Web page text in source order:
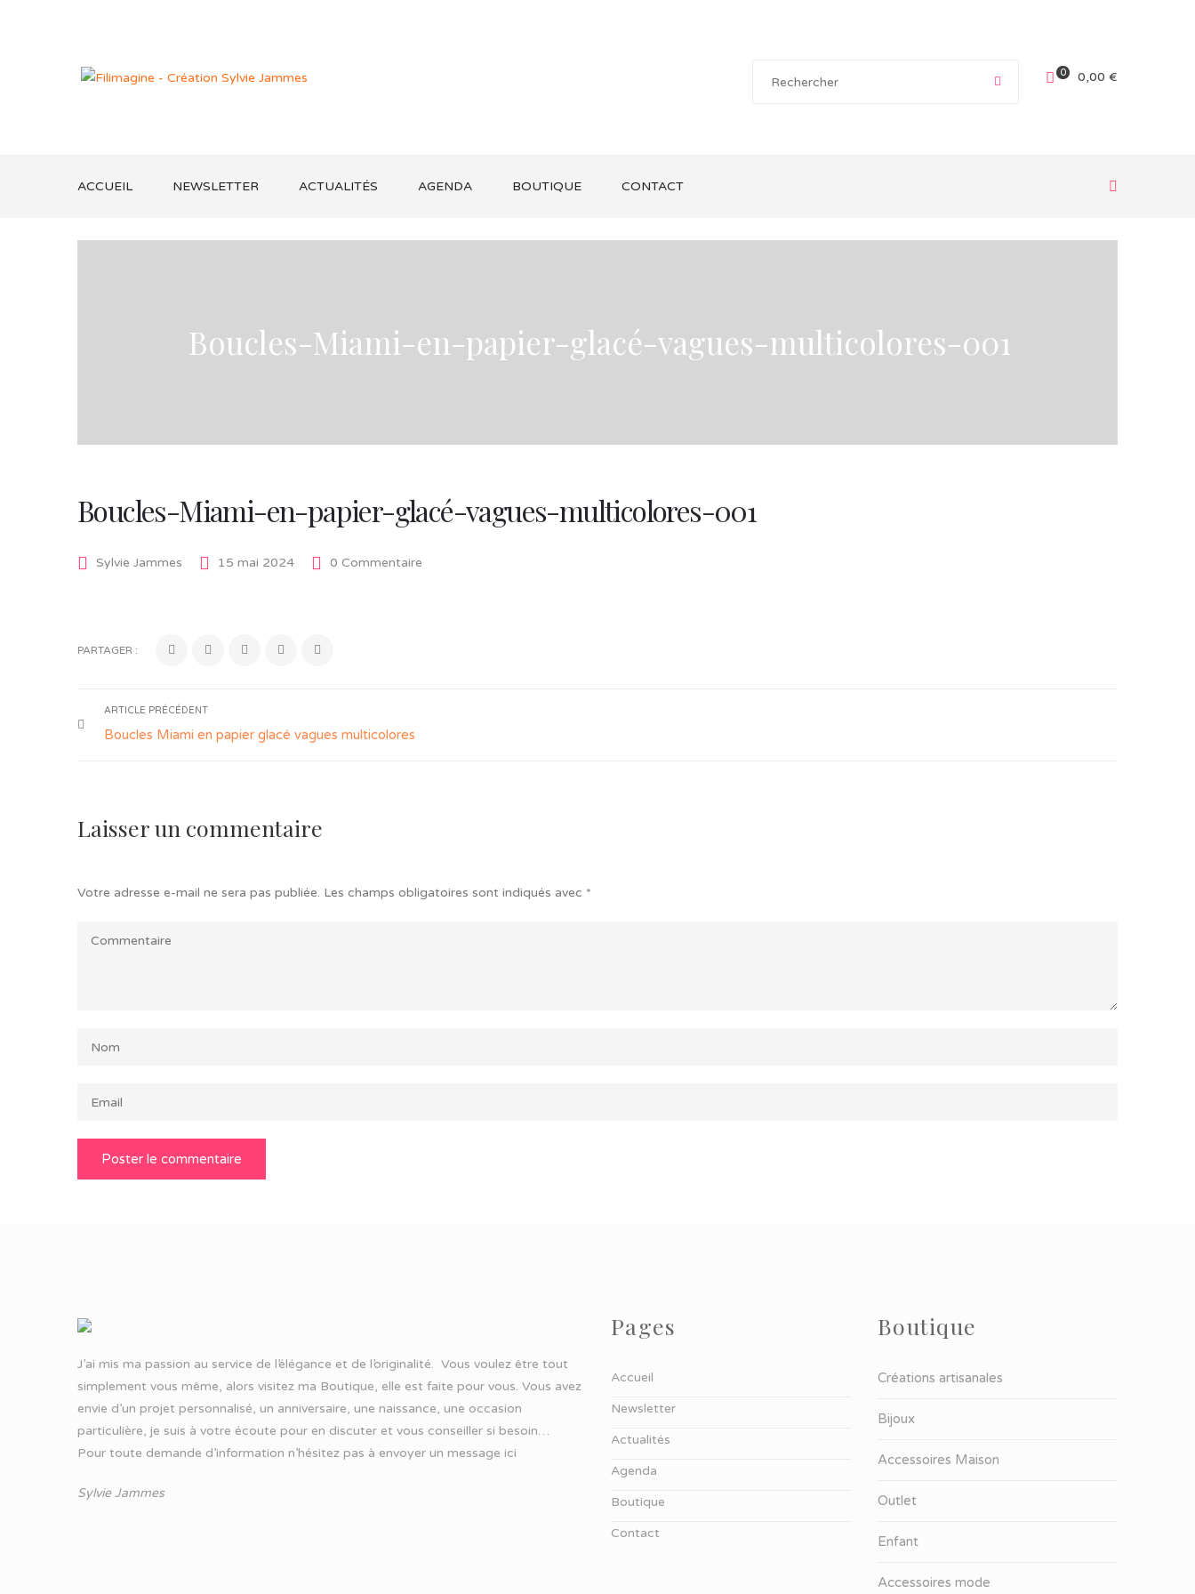
0 0,00 €
ACCUEIL NEWSLETTER ACTUALITÉS AGENDA BOUTIQUE CONTACT
Boucles-Miami-en-papier-glacé-vagues-multicolores-001
Boucles-Miami-en-papier-glacé-vagues-multicolores-001
Sylvie Jammes 15 mai 2024 0 Commentaire
PARTAGER :
ARTICLE PRÉCÉDENT
Boucles Miami en papier glacé vagues multicolores
Laisser un commentaire
Votre adresse e-mail ne sera pas publiée. Les champs obligatoires sont indiqués avec *
J’ai mis ma passion au service de l’élégance et de l’originalité. Vous voulez être tout
simplement vous même, alors visitez ma Boutique, elle est faite pour vous. Vous avez
envie d’un projet personnalisé, un anniversaire, une naissance, une occasion
particulière, je suis à votre écoute pour en discuter et vous conseiller si besoin…
Pour toute demande d’information n’hésitez pas à envoyer un message ici
Sylvie Jammes
Pages
Accueil
Newsletter
Actualités
Agenda
Boutique
Contact
Boutique
Créations artisanales
Bijoux
Accessoires Maison
Outlet
Enfant
Accessoires mode